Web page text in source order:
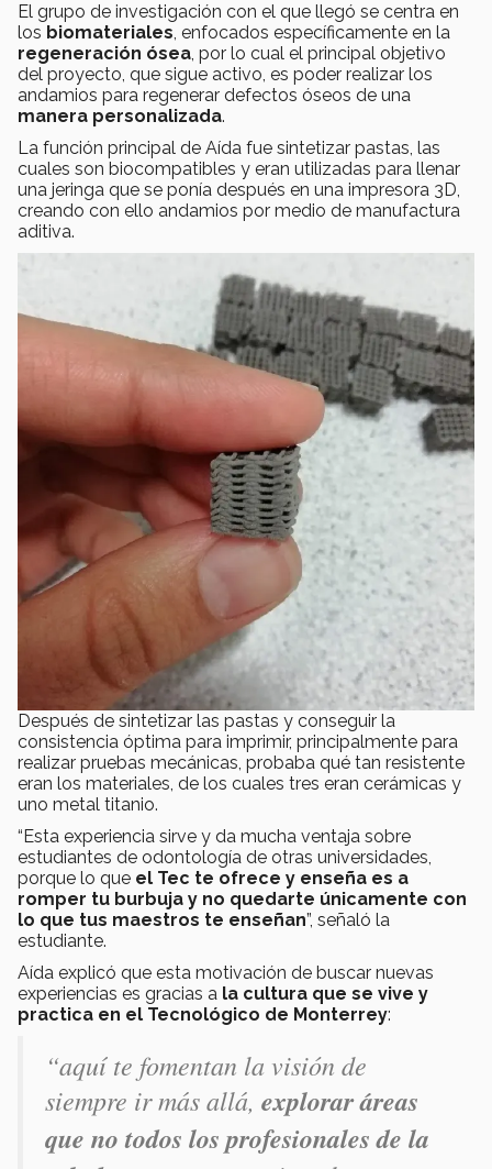
El grupo de investigación con el que llegó se centra en
los biomateriales, enfocados específicamente en la
regeneración ósea, por lo cual el principal objetivo
del proyecto, que sigue activo, es poder realizar los
andamios para regenerar defectos óseos de una
manera personalizada.
La función principal de Aída fue sintetizar pastas, las
cuales son biocompatibles y eran utilizadas para llenar
una jeringa que se ponía después en una impresora 3D,
creando con ello andamios por medio de manufactura
aditiva.
Después de sintetizar las pastas y conseguir la
consistencia óptima para imprimir, principalmente para
realizar pruebas mecánicas, probaba qué tan resistente
eran los materiales, de los cuales tres eran cerámicas y
uno metal titanio.
“Esta experiencia sirve y da mucha ventaja sobre
estudiantes de odontología de otras universidades,
porque lo que el Tec te ofrece y enseña es a
romper tu burbuja y no quedarte únicamente con
lo que tus maestros te enseñan”, señaló la
estudiante.
Aída explicó que esta motivación de buscar nuevas
experiencias es gracias a la cultura que se vive y
practica en el Tecnológico de Monterrey:
“aquí te fomentan la visión de
siempre ir más allá, explorar áreas
que no todos los profesionales de la